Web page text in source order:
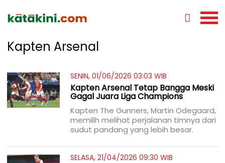
Kapten Arsenal
SENIN, 01/06/2026 03:03 WIB
Kapten Arsenal Tetap Bangga Meski
Gagal Juara Liga Champions
Kapten The Gunners, Martin Odegaard,
memilih melihat perjalanan timnya dari
sudut pandang yang lebih besar.
SELASA, 21/04/2026 09:30 WIB